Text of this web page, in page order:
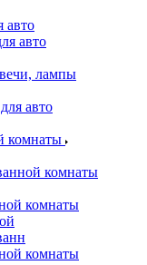
авто
авто
лампы
авто
комнаты
комнаты
комнаты
комнаты